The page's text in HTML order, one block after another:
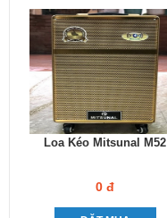
Loa Kéo Mitsunal M52
0 đ